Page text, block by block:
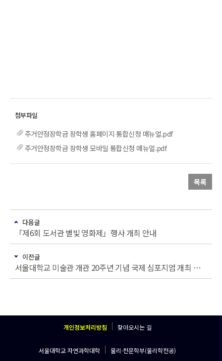
주거안정장학금 장학생 홈페이지 통합신청 매뉴얼.pdf
주거안정장학금 장학생 모바일 통합신청 매뉴얼.pdf
목록
다음글
「제6회 도서관 별빛 영화제」행사 개최 안내
이전글
서울대학교 미술관 개관 20주년 기념 국제 심포지엄 개최 안내
개인정보처리방침 찾아오시는 길
서울대학교 자연과학대학 물리·천문학부(물리학전공)